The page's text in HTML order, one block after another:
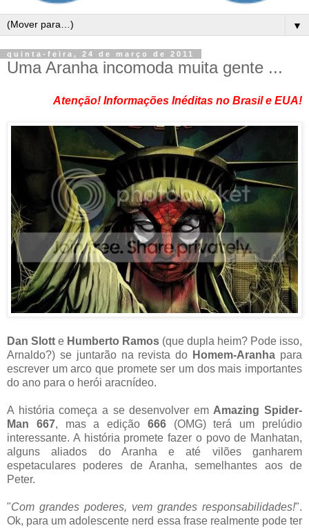
▼
quinta-feira, 24 de março de 2011
Uma Aranha incomoda muita gente ...
Atenção! Informações Inéditas no Brasil e EUA!
Dan Slott e Humberto Ramos (que dupla heim? Pode isso,
Arnaldo?) se juntarão na revista do Homem-Aranha para
escrever um arco que promete ser um dos mais importantes
do ano para o herói aracnídeo.
A história começa a se desenvolver em Amazing Spider-
Man 667, mas a edição 666(OMG) terá um prelúdio
interessante. A história promete fazer o povo de Manhatan,
alguns aliados do Aranha e até vilões ganharem
espetaculares poderes de Aranha, semelhantes aos de
Peter.
"Com grandes poderes, vem grandes responsabilidades!".
Ok, para um adolescente nerd essa frase realmente pode ter